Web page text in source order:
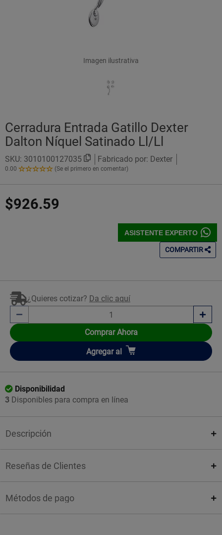
Imagen ilustrativa
Cerradura Entrada Gatillo Dexter
Dalton Níquel Satinado Ll/Ll
SKU: 3010100127035 Fabricado por: Dexter
0.00
0.00
Estrellas!
(Se el primero en comentar)
$926.59
ASISTENTE EXPERTO
COMPARTIR
¿Quieres cotizar? Da clic aquí
Comprar Ahora
Añadir
Agregar al
Disponibilidad
3 Disponibles para compra en línea
Descripción
Reseñas de Clientes
Métodos de pago